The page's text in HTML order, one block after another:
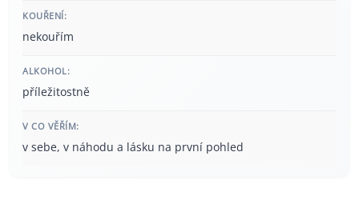
KOUŘENÍ:
nekouřím
ALKOHOL:
příležitostně
V CO VĚŘÍM:
v sebe, v náhodu a lásku na první pohled